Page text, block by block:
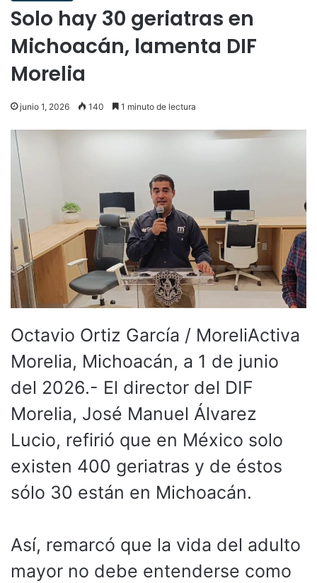
Solo hay 30 geriatras en
Michoacán, lamenta DIF
Morelia
junio 1, 2026 140 1 minuto de lectura
Octavio Ortiz García / MoreliActiva
Morelia, Michoacán, a 1 de junio
del 2026.- El director del DIF
Morelia, José Manuel Álvarez
Lucio, refirió que en México solo
existen 400 geriatras y de éstos
sólo 30 están en Michoacán.
Así, remarcó que la vida del adulto
mayor no debe entenderse como